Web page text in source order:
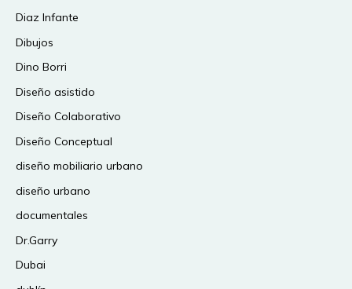
Diaz Infante
Dibujos
Dino Borri
Diseño asistido
Diseño Colaborativo
Diseño Conceptual
diseño mobiliario urbano
diseño urbano
documentales
Dr.Garry
Dubai